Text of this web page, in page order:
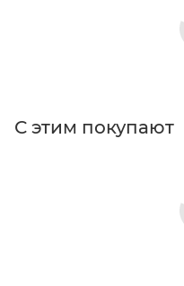
С этим покупают